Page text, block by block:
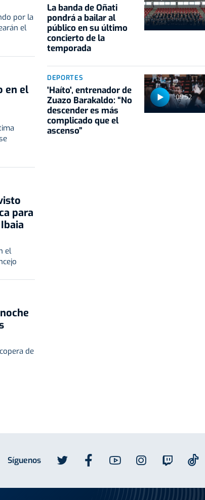
por la
el
en el
para
el
de
La banda de Oñati
pondrá a bailar al
público en su último
concierto de la
temporada
09:52
DEPORTES
'Haíto', entrenador de
Zuazo Barakaldo: “No
descender es más
complicado que el
ascenso”
Síguenos